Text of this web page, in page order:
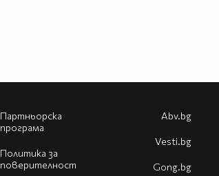
Партньорска
програма
Политика за
поверителност
Abv.bg
Vesti.bg
Gong.bg